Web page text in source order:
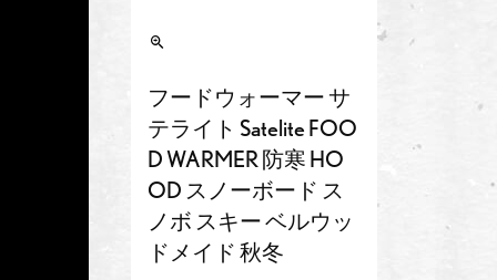
フードウォーマー サ
テライト Satelite FOO
D WARMER 防寒 HO
OD スノーボード ス
ノボ スキー ベルウッ
ドメイド 秋冬